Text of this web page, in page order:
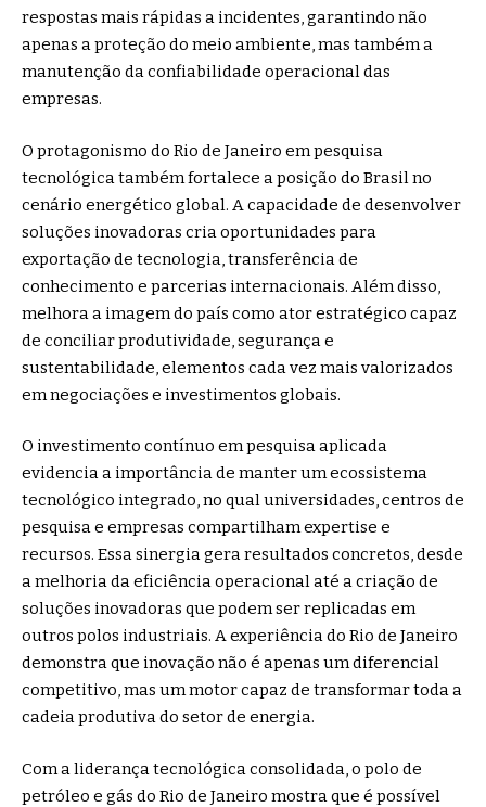
respostas mais rápidas a incidentes, garantindo não
apenas a proteção do meio ambiente, mas também a
manutenção da confiabilidade operacional das
empresas.
O protagonismo do Rio de Janeiro em pesquisa
tecnológica também fortalece a posição do Brasil no
cenário energético global. A capacidade de desenvolver
soluções inovadoras cria oportunidades para
exportação de tecnologia, transferência de
conhecimento e parcerias internacionais. Além disso,
melhora a imagem do país como ator estratégico capaz
de conciliar produtividade, segurança e
sustentabilidade, elementos cada vez mais valorizados
em negociações e investimentos globais.
O investimento contínuo em pesquisa aplicada
evidencia a importância de manter um ecossistema
tecnológico integrado, no qual universidades, centros de
pesquisa e empresas compartilham expertise e
recursos. Essa sinergia gera resultados concretos, desde
a melhoria da eficiência operacional até a criação de
soluções inovadoras que podem ser replicadas em
outros polos industriais. A experiência do Rio de Janeiro
demonstra que inovação não é apenas um diferencial
competitivo, mas um motor capaz de transformar toda a
cadeia produtiva do setor de energia.
Com a liderança tecnológica consolidada, o polo de
petróleo e gás do Rio de Janeiro mostra que é possível